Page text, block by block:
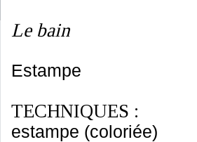
Le bain
Estampe
TECHNIQUES :
estampe (coloriée)